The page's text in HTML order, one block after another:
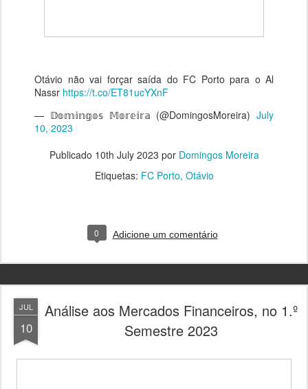
Otávio não vai forçar saída do FC Porto para o Al
Nassr https://t.co/ET81ucYXnF
— 𝔻𝕠𝕞𝕚𝕟𝕘𝕠𝕤 𝕄𝕠𝕣𝕖𝕚𝕣𝕒 (@DomingosMoreira) July
10, 2023
Publicado 10th July 2023 por Domingos Moreira
Etiquetas: FC Porto Otávio
0 Adicione um comentário
JUL
10
Análise aos Mercados Financeiros, no 1.º
Semestre 2023